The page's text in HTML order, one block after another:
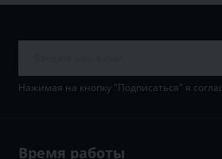
Нажимая на кнопку "Подписаться" я
Время работы